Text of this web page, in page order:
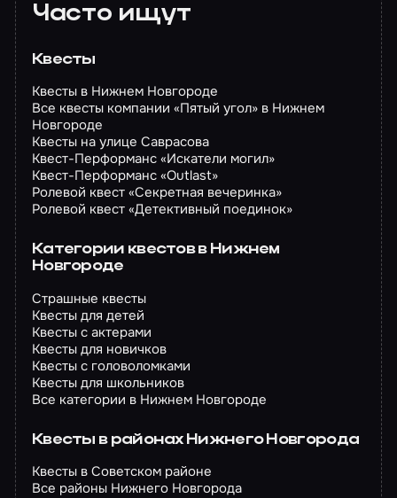
Часто ищут
Квесты
Квесты в Нижнем Новгороде
Все квесты компании «Пятый угол» в Нижнем
Новгороде
Квесты на улице Саврасова
Квест-Перформанс «Искатели могил»
Квест-Перформанс «Outlast»
Ролевой квест «Секретная вечеринка»
Ролевой квест «Детективный поединок»
Категории квестов в Нижнем
Новгороде
Страшные квесты
Квесты для детей
Квесты с актерами
Квесты для новичков
Квесты с головоломками
Квесты для школьников
Все категории в Нижнем Новгороде
Квесты в районах Нижнего Новгорода
Квесты в Советском районе
Все районы Нижнего Новгорода